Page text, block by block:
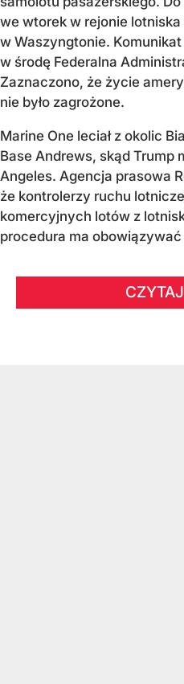
we wtorek w rejonie lotniska
w Waszyngtonie.
w środę Federalna
Zaznaczono, że życie
nie było zagrożone.
Marine One leciał z okolic
Base Andrews, skąd Trump
Angeles. Agencja prasowa
że kontrolerzy ruchu
komercyjnych lotów z
procedura ma